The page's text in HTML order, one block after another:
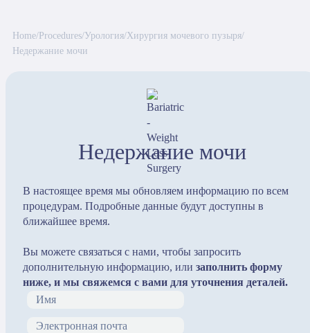
Home/ Procedures/Урология/Хирургия мочевого пузыря/
Недержание мочи
Недержание мочи
В настоящее время мы обновляем информацию по всем
процедурам. Подробные данные будут доступны в
ближайшее время.
Вы можете связаться с нами, чтобы запросить
дополнительную информацию, или заполнить форму
ниже, и мы свяжемся с вами для уточнения деталей.